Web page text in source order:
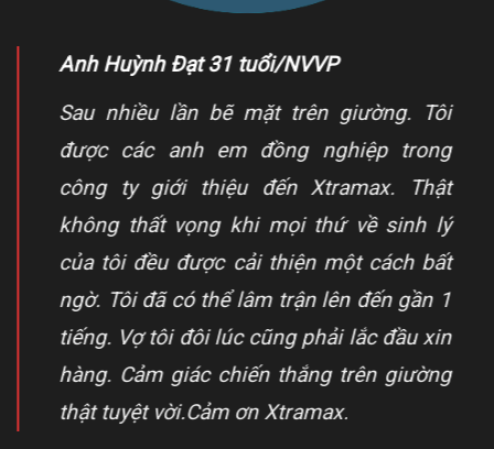
Anh Huỳnh Đạt 31 tuổi/NVVP
Sau nhiều lần bẽ mặt trên giường. Tôi
được các anh em đồng nghiệp trong
công ty giới thiệu đến Xtramax. Thật
không thất vọng khi mọi thứ về sinh lý
của tôi đều được cải thiện một cách bất
ngờ. Tôi đã có thể lâm trận lên đến gần 1
tiếng. Vợ tôi đôi lúc cũng phải lắc đầu xin
hàng. Cảm giác chiến thắng trên giường
thật tuyệt vời.Cảm ơn Xtramax.